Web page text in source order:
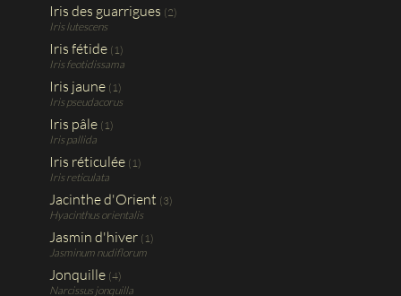
Iris des guarrigues (2)
Iris lutescens
Iris fétide (1)
Iris feotidissama
Iris jaune (1)
Iris pseudacorus
Iris pâle (1)
Iris pallida
Iris réticulée (1)
Iris reticulata
Jacinthe d'Orient (3)
Hyacinthus orientalis
Jasmin d'hiver (1)
Jasminum nudiflorum
Jonquille (4)
Narcissus jonquilla